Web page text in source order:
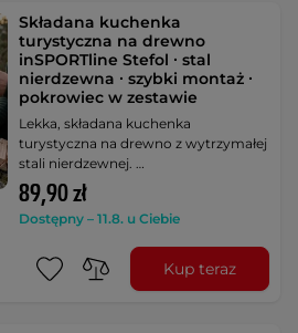
Składana kuchenka
turystyczna na drewno
inSPORTline Stefol ∙ stal
nierdzewna ∙ szybki montaż ∙
pokrowiec w zestawie
Lekka, składana kuchenka
turystyczna na drewno z wytrzymałej
stali nierdzewnej. …
89,90 zł
Dostępny – 11.8. u Ciebie
Kup teraz